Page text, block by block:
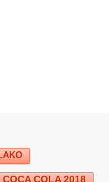
COCA COLA 2018